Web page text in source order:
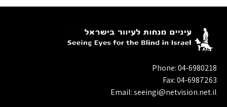
Phone: 04-6980218
Fax: 04-6987263
Email: seeingi@netvision.net.il